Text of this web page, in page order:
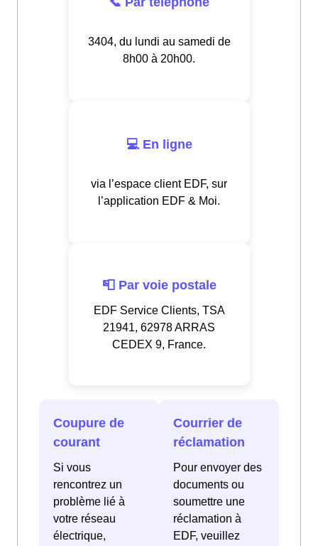
3404, du lundi au samedi de
8h00 à 20h00.
💻 En ligne
via l’espace client EDF, sur
l’application EDF & Moi.
📮 Par voie postale
EDF Service Clients, TSA
21941, 62978 ARRAS
CEDEX 9, France.
Coupure de
courant
Si vous
rencontrez un
problème lié à
votre réseau
électrique,
Courrier de
réclamation
Pour envoyer des
documents ou
soumettre une
réclamation à
EDF, veuillez